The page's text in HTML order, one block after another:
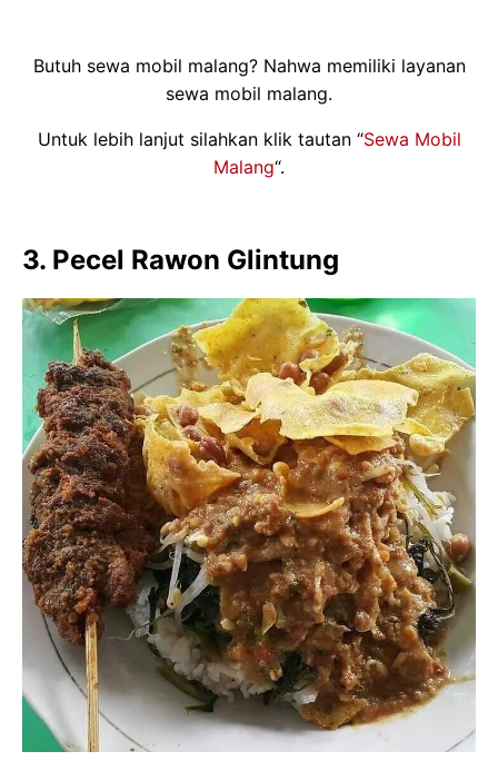
Butuh sewa mobil malang? Nahwa memiliki layanan
sewa mobil malang.
Untuk lebih lanjut silahkan klik tautan “Sewa Mobil
Malang“.
3. Pecel Rawon Glintung